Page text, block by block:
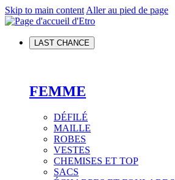
Skip to main content Aller au pied de page
LAST CHANCE
FEMME
DÉFILÉ
MAILLE
ROBES
VESTES
CHEMISES ET TOP
SACS